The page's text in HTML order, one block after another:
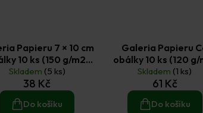
Papieru 7 × 10 cm
10 ks (150 g/m2)
krémové
Skladem (5 ks)
38 Kč
Do košíku
Galeria Papieru
obálky 10 ks (120 g/
hladké fuchsiové
Skladem (1 ks)
61 Kč
Do košíku